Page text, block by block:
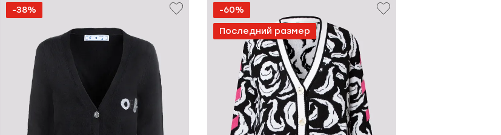
-38% -60%
Последний размер